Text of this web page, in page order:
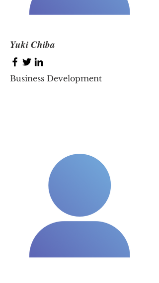
Yuki Chiba
Business Development